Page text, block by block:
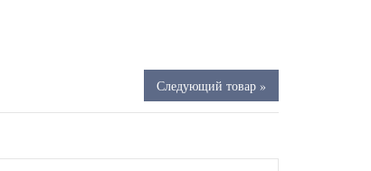
Следующий товар »